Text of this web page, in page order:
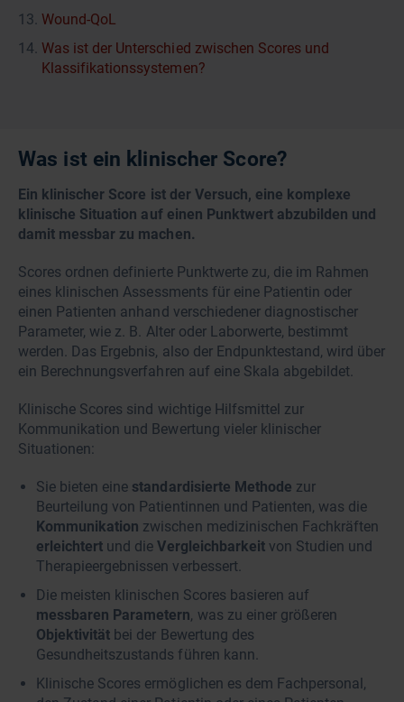
Wound-QoL
Was ist der Unterschied zwischen Scores und
Klassifikationssystemen?
Was ist ein klinischer Score?
Ein klinischer Score ist der Versuch, eine komplexe
klinische Situation auf einen Punktwert abzubilden und
damit messbar zu machen.
Scores ordnen definierte Punktwerte zu, die im Rahmen
eines klinischen Assessments für eine Patientin oder
einen Patienten anhand verschiedener diagnostischer
Parameter, wie z. B. Alter oder Laborwerte, bestimmt
werden. Das Ergebnis, also der Endpunktestand, wird über
ein Berechnungsverfahren auf eine Skala abgebildet.
Klinische Scores sind wichtige Hilfsmittel zur
Kommunikation und Bewertung vieler klinischer
Situationen:
Sie bieten eine standardisierte Methode zur
Beurteilung von Patientinnen und Patienten, was die
Kommunikation zwischen medizinischen Fachkräften
erleichtert und dieVergleichbarkeit von Studien und
Therapieergebnissen verbessert.
Die meisten klinischen Scores basieren auf
messbaren Parametern, was zu einer größeren
Objektivität bei der Bewertung des
Gesundheitszustands führen kann.
Klinische Scores ermöglichen es dem Fachpersonal,